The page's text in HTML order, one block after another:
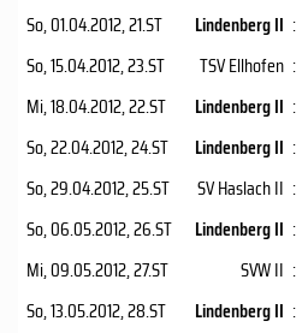
So, 01.04.2012, 21.ST Lindenberg II :
So, 15.04.2012, 23.ST TSV Ellhofen :
Mi, 18.04.2012, 22.ST Lindenberg II :
So, 22.04.2012, 24.ST Lindenberg II :
So, 29.04.2012, 25.ST SV Haslach II :
So, 06.05.2012, 26.ST Lindenberg II :
Mi, 09.05.2012, 27.ST SVW II :
So, 13.05.2012, 28.ST Lindenberg II :